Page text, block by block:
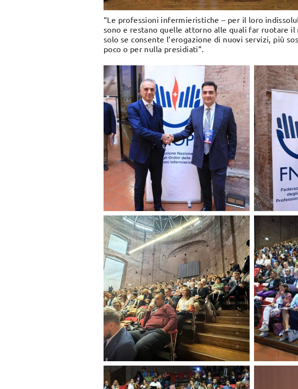
“Le professioni infermieristiche – per il loro
sono e restano quelle attorno alle quali far ruotare
solo se consente l’erogazione di nuovi servizi, più
poco o per nulla presidiati”.